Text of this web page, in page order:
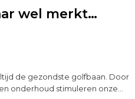
wel merkt…
de gezondste golfbaan. Door
onderhoud stimuleren onze…